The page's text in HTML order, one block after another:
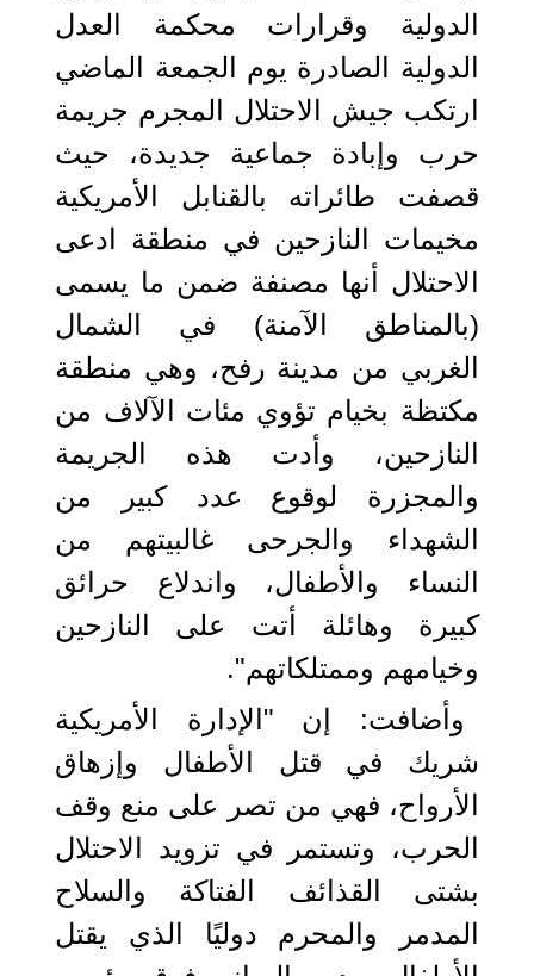
الدولية وقرارات محكمة العدل
الدولية الصادرة يوم الجمعة الماضي
ارتكب جيش الاحتلال المجرم جريمة
حرب وإبادة جماعية جديدة، حيث
قصفت طائراته بالقنابل الأمريكية
مخيمات النازحين في منطقة ادعى
الاحتلال أنها مصنفة ضمن ما يسمى
(بالمناطق الآمنة) في الشمال
الغربي من مدينة رفح، وهي منطقة
مكتظة بخيام تؤوي مئات الآلاف من
النازحين، وأدت هذه الجريمة
والمجزرة لوقوع عدد كبير من
الشهداء والجرحى غالبيتهم من
النساء والأطفال، واندلاع حرائق
كبيرة وهائلة أتت على النازحين
وخيامهم وممتلكاتهم".
وأضافت: إن "الإدارة الأمريكية
شريك في قتل الأطفال وإزهاق
الأرواح، فهي من تصر على منع وقف
الحرب، وتستمر في تزويد الاحتلال
بشتى القذائف الفتاكة والسلاح
المدمر والمحرم دوليًا الذي يقتل